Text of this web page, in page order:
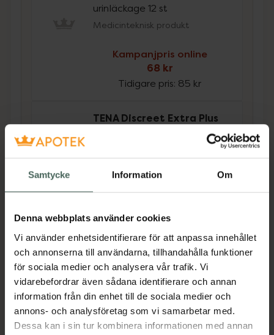
Samtycke Information Om
Denna webbplats använder cookies
Vi använder enhetsidentifierare för att anpassa innehållet
och annonserna till användarna, tillhandahålla funktioner
för sociala medier och analysera vår trafik. Vi
vidarebefordrar även sådana identifierare och annan
information från din enhet till de sociala medier och
annons- och analysföretag som vi samarbetar med.
Dessa kan i sin tur kombinera informationen med annan
urinläckage 12 st
Medicinteknisk produkt
Kampanjpris online
68 kr
Tidigare pris: 85 kr
TENA Discreet Extra Plus
Kampanjpris online
Tidigare pris:
Köp båda för 155,20 kr
Köp båda
Beskrivning Dölj